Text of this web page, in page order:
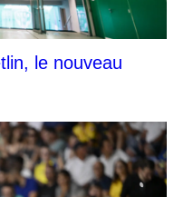
le nouveau